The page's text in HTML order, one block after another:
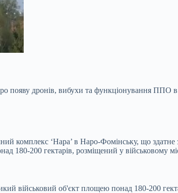
появу дронів, вибухи та функціонування ППО
комплекс ‘Нара’ в Наро-Фомінську, що здатне
180-200 гектарів, розміщений у військовому
військовий об'єкт площею понад 180-200